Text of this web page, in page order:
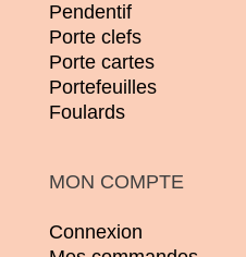
Pendentif
Porte clefs
Porte cartes
Portefeuilles
Foulards
MON COMPTE
Connexion